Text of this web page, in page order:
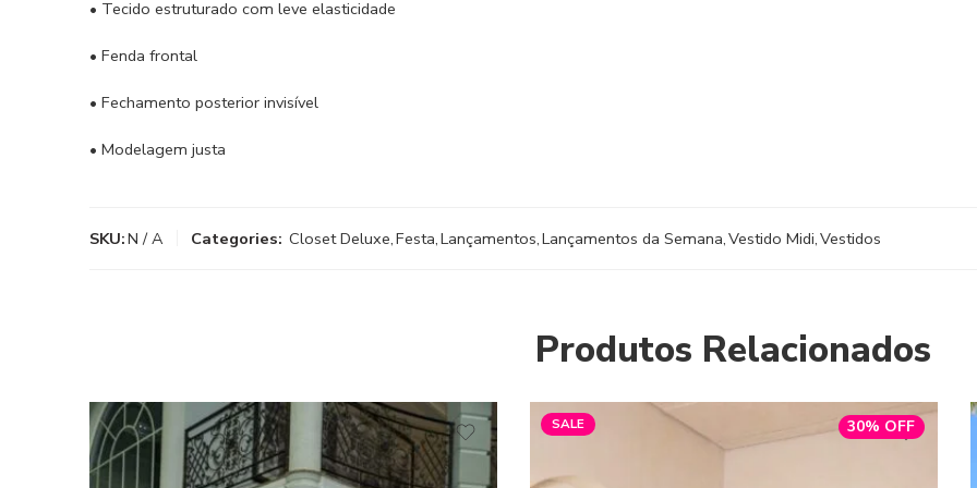
• Tecido estruturado com leve elasticidade
• Fenda frontal
• Fechamento posterior invisível
• Modelagem justa
SKU:N / A Categories: Closet Deluxe,Festa,Lançamentos,Lançamentos da Semana,Vestido Midi,Vestidos
Produtos Relacionados
SALE 30% OFF